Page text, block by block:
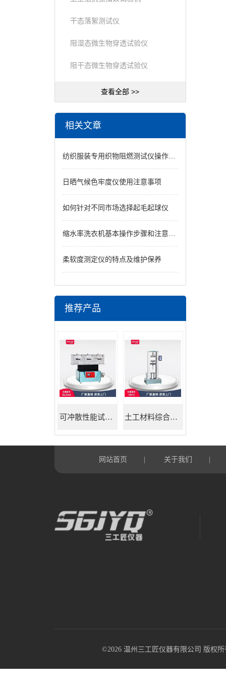
干态落絮测试仪
阻湿态微生物穿透试验仪
阻干态微生物穿透试验仪
查看全部 >>
相关文章
纺织服装专用织物阻燃测试仪操作规范与试验数据精准把控指南
日晒气候色牢度仪使用注意事项
如何针对不同市场选择起毛起球仪
缩水率洗衣机基本操作步骤和注意事项
柔软度测定仪的特点及维护保养
推荐产品
可冲散性能试验机 土工材料综合试验机
网站首页 关于我们
©2026 温州三工匠仪器有限公司 版权所